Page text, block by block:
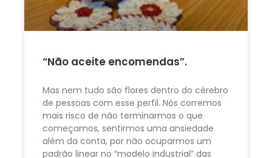
“Não aceite encomendas”.
Mas nem tudo são flores dentro do cérebro
de pessoas com esse perfil. Nós corremos
mais risco de não terminarmos o que
começamos, sentirmos uma ansiedade
além da conta, por não ocuparmos um
padrão linear no “modelo industrial” das